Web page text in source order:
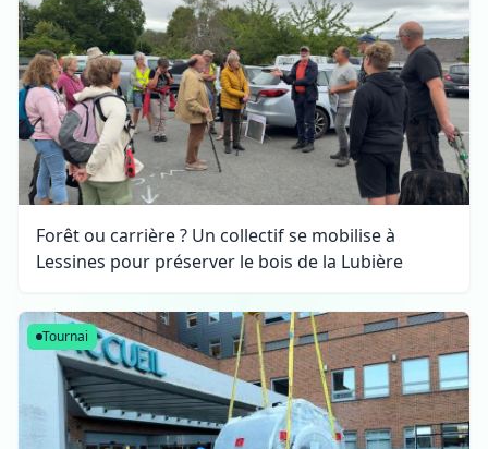
Forêt ou carrière ? Un collectif se mobilise à
Lessines pour préserver le bois de la Lubière
Tournai